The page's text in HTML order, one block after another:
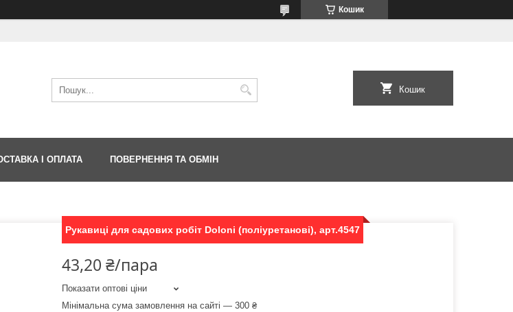
Кошик
Кошик
І ОПЛАТА ПОВЕРНЕННЯ ТА ОБМІН
Рукавиці для садових робіт Doloni (поліуретанові), арт.4547
43,20 ₴/пара
Показати оптові ціни
Мінімальна сума замовлення на сайті — 300 ₴